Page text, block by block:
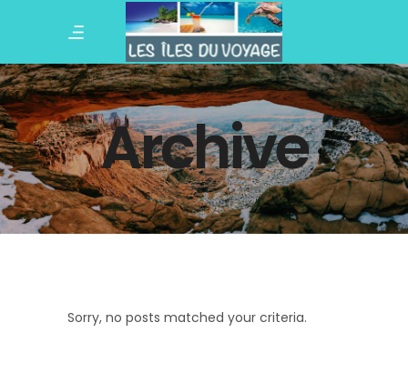
Archive
Sorry, no posts matched your criteria.